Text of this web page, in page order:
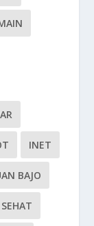
INET
BAJO